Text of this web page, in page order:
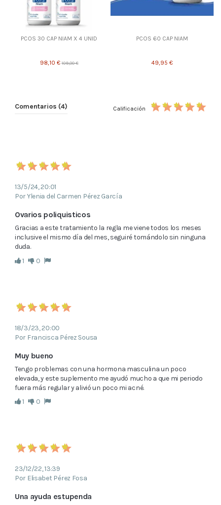
PCOS 30 CAP NIAM X 4 UNID
98,10 €109,00 €
PCOS 60 CAP NIAM
49,95 €
Comentarios (4) Calificación
13/5/24, 20:01
Por Ylenia del Carmen Pérez García
Ovarios poliquisticos
Gracias a este tratamiento la regla me viene todos los meses
inclusive el mismo día del mes, seguiré tomándolo sin ninguna
duda.
1
0
18/3/23, 20:00
Por Francisca Pérez Sousa
Muy bueno
Tengo problemas con una hormona masculina un poco
elevada, y este suplemento me ayudó mucho a que mi periodo
fuera más regular y alivió un poco mi acné.
1
0
23/12/22, 13:39
Por Elisabet Pérez Fosa
Una ayuda estupenda